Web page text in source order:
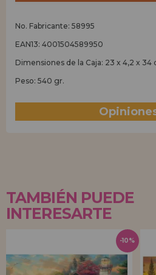
No. Fabricante: 58995
EAN13: 4001504589950
Dimensiones de la Caja: 23 x 4,2 x 34
Peso: 540 gr.
TAMBIÉN PUEDE
INTERESARTE
-10%